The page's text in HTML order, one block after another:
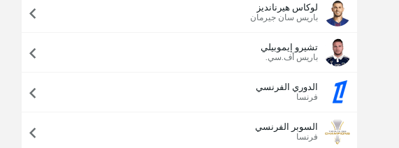
لوكاس هيرنانديز
باريس سان جيرمان
تشيرو إيموبيلي
باريس أف.سي.
الدوري الفرنسي
فرنسا
السوبر الفرنسي
فرنسا